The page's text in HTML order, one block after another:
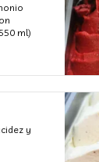
ml)
y